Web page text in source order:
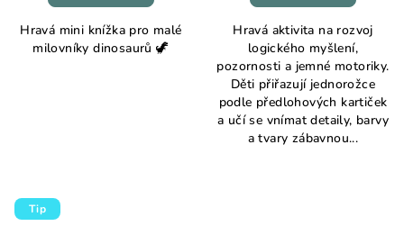
z
5
Hravá mini knížka pro malé
milovníky dinosaurů 🦖
Hravá aktivita na rozvoj
logického myšlení,
pozornosti a jemné motoriky.
Děti přiřazují jednorožce
podle předlohových kartiček
a učí se vnímat detaily, barvy
a tvary zábavnou...
Tip